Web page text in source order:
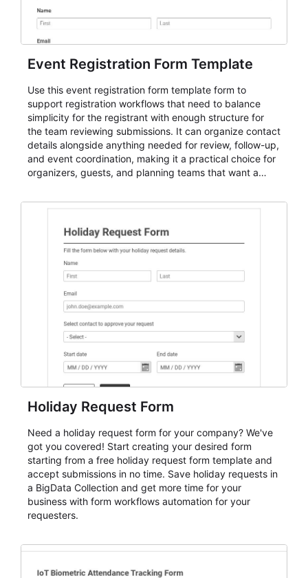
Event Registration Form Template
Use this event registration form template form to
support registration workflows that need to balance
simplicity for the registrant with enough structure for
the team reviewing submissions. It can organize contact
details alongside anything needed for review, follow-up,
and event coordination, making it a practical choice for
organizers, guests, and planning teams that want a
and participant management. The form is suitable for
student enrollment, volunteer registration, business
event intake, and membership participation. It helps
keep responses standardized so organizers can
evaluate submissions, manage next steps, and maintain
cleaner registration records over time.
Holiday Request Form
Need a holiday request form for your company? We've
got you covered! Start creating your desired form
starting from a free holiday request form template and
accept submissions in no time. Save holiday requests in
a BigData Collection and get more time for your
business with form workflows automation for your
requesters.